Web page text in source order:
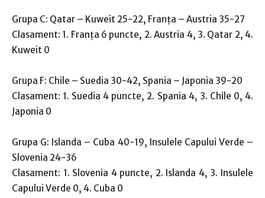
Grupa C: Qatar – Kuweit 25-22, Franța – Austria 35-27
Clasament: 1. Franța 6 puncte, 2. Austria 4, 3. Qatar 2, 4.
Kuweit 0
Grupa F: Chile – Suedia 30-42, Spania – Japonia 39-20
Clasament: 1. Suedia 4 puncte, 2. Spania 4, 3. Chile 0, 4.
Japonia 0
Grupa G: Islanda – Cuba 40-19, Insulele Capului Verde –
Slovenia 24-36
Clasament: 1. Slovenia 4 puncte, 2. Islanda 4, 3. Insulele
Capului Verde 0, 4. Cuba 0